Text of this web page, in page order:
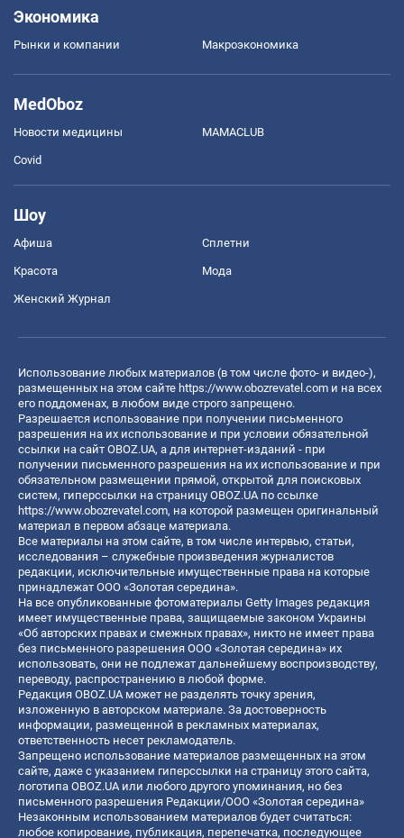
Экономика
Рынки и компании Mакроэкономика
MedOboz
Новости медицины MAMACLUB
Covid
Шоу
Афиша Сплетни
Красота Мода
Женский Журнал
Использование любых материалов (в том числе фото- и видео-),
размещенных на этом сайте https://www.obozrevatel.com и на всех
его поддоменах, в любом виде строго запрещено.
Разрешается использование при получении письменного
разрешения на их использование и при условии обязательной
ссылки на сайт OBOZ.UA, а для интернет-изданий - при
получении письменного разрешения на их использование и при
обязательном размещении прямой, открытой для поисковых
систем, гиперссылки на страницу OBOZ.UA по ссылке
https://www.obozrevatel.com, на которой размещен оригинальный
материал в первом абзаце материала.
Все материалы на этом сайте, в том числе интервью, статьи,
исследования – служебные произведения журналистов
редакции, исключительные имущественные права на которые
принадлежат ООО «Золотая середина».
На все опубликованные фотоматериалы Getty Images редакция
имеет имущественные права, защищаемые законом Украины
«Об авторских правах и смежных правах», никто не имеет права
без письменного разрешения ООО «Золотая середина» их
использовать, они не подлежат дальнейшему воспроизводству,
переводу, распространению в любой форме.
Редакция OBOZ.UA может не разделять точку зрения,
изложенную в авторском материале. За достоверность
информации, размещенной в рекламных материалах,
ответственность несет рекламодатель.
Запрещено использование материалов размещенных на этом
сайте, даже с указанием гиперссылки на страницу этого сайта,
логотипа OBOZ.UA или любого другого упоминания, но без
письменного разрешения Редакции/ООО «Золотая середина»
Незаконным использованием материалов будет считаться:
любое копирование, публикация, перепечатка, последующее